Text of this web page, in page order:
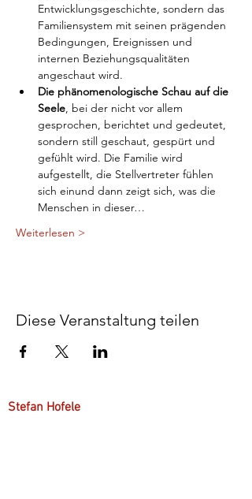
Entwicklungsgeschichte, sondern das
Familiensystem mit seinen prägenden
Bedingungen, Ereignissen und
internen Beziehungsqualitäten
angeschaut wird.
Die phänomenologische Schau auf die
Seele, bei der nicht vor allem
gesprochen, berichtet und gedeutet,
sondern still geschaut, gespürt und
gefühlt wird. Die Familie wird
aufgestellt, die Stellvertreter fühlen
sich einund dann zeigt sich, was die
Menschen in dieser…
Weiterlesen >
Diese Veranstaltung teilen
Stefan Hofele